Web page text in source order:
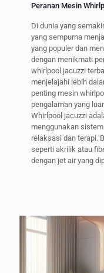
Peranan Mesin
Di dunia yang
yang sempurna
yang populer dan
dengan menikmati
whirlpool jacuzzi
menjelajahi lebih
penting mesin
pengalaman yang
Whirlpool jacuzzi
menggunakan
relaksasi dan terapi.
seperti akrilik atau
dengan jet air yang